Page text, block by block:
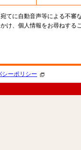
てに自動音声等による不審
け、個人情報をお尋ねする
シーポリシー